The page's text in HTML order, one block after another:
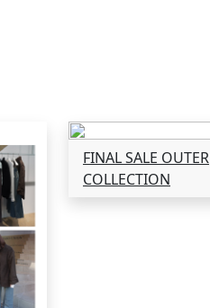
FINAL SALE OUTER
COLLECTION